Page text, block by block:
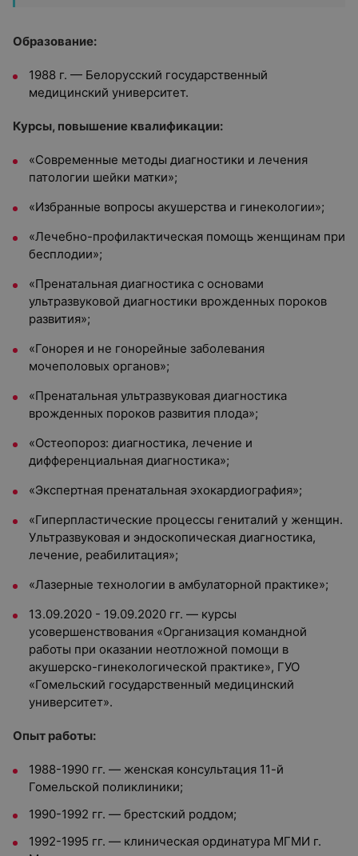
Образование:
1988 г. — Белорусский государственный
медицинский университет.
Курсы, повышение квалификации:
«Современные методы диагностики и лечения
патологии шейки матки»;
«Избранные вопросы акушерства и гинекологии»;
«Лечебно-профилактическая помощь женщинам при
бесплодии»;
«Пренатальная диагностика с основами
ультразвуковой диагностики врожденных пороков
развития»;
«Гонорея и не гонорейные заболевания
мочеполовых органов»;
«Пренатальная ультразвуковая диагностика
врожденных пороков развития плода»;
«Остеопороз: диагностика, лечение и
дифференциальная диагностика»;
«Экспертная пренатальная эхокардиография»;
«Гиперпластические процессы гениталий у женщин.
Ультразвуковая и эндоскопическая диагностика,
лечение, реабилитация»;
«Лазерные технологии в амбулаторной практике»;
13.09.2020 - 19.09.2020 гг. — курсы
усовершенствования «Организация командной
работы при оказании неотложной помощи в
акушерско-гинекологической практике», ГУО
«Гомельский государственный медицинский
университет».
Опыт работы:
1988-1990 гг. — женская консультация 11-й
Гомельской поликлиники;
1990-1992 гг. — брестский роддом;
1992-1995 гг. — клиническая ординатура МГМИ г.